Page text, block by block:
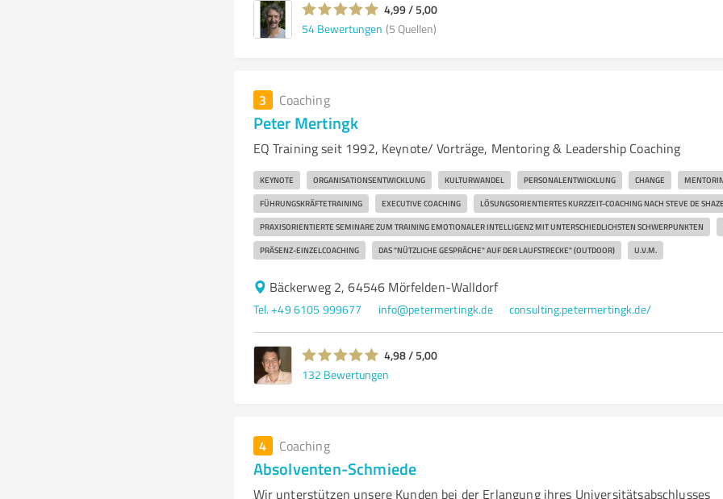
4,99 / 5,00
54 Bewertungen (5 Quellen)
3 Coaching
Peter Mertingk
EQ Training seit 1992, Keynote/ Vorträge, Mentoring & Leadership Coaching
KEYNOTE ORGANISATIONSENTWICKLUNG KULTURWANDEL PERSONALENTWICKLUNG CHANGE
FÜHRUNGSKRÄFTETRAINING EXECUTIVE COACHING LÖSUNGSORIENTIERTES KURZZEIT-COACHING NACH STEVE DE
PRAXISORIENTIERTE SEMINARE ZUM TRAINING EMOTIONALER INTELLIGENZ MIT UNTERSCHIEDLICHSTEN SCHWERPUNKTEN
PRÄSENZ-EINZELCOACHING DAS "NÜTZLICHE GESPRÄCHE" AUF DER LAUFSTRECKE" (OUTDOOR) U.V.M.
Bäckerweg 2, 64546 Mörfelden-Walldorf
Tel. +49 6105 999677 info@petermertingk.de consulting.petermertingk.de/
4,98 / 5,00
132 Bewertungen
4 Coaching
Absolventen-Schmiede
Wir unterstützen unsere Kunden bei der Erlangung ihres Universitätsabschlusses